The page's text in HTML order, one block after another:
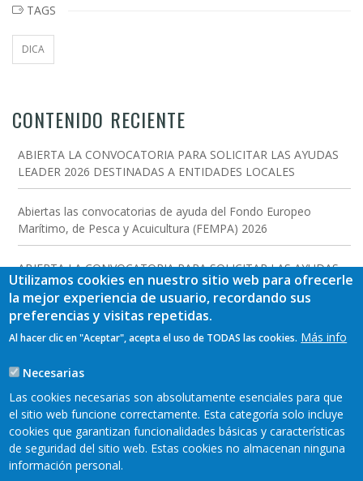
TAGS
DICA
CONTENIDO RECIENTE
ABIERTA LA CONVOCATORIA PARA SOLICITAR LAS AYUDAS
LEADER 2026 DESTINADAS A ENTIDADES LOCALES
Abiertas las convocatorias de ayuda del Fondo Europeo
Marítimo, de Pesca y Acuicultura (FEMPA) 2026
ABIERTA LA CONVOCATORIA PARA SOLICITAR LAS AYUDAS
LEADER 2026 DESTINADAS A INVERSIONES EMPRESARIALES
PUBLICADA LA RESOLUCIÓN DE CONCESIÓN DE AYUDAS
LEADER 2025 PARA INVERSIONES EMPRESARIALES
Reader y Caja Rural de Asturias organizan unas Jornadas
Leader de difusión de la nueva convocatoria
Utilizamos cookies en nuestro sitio web para ofrecerle
la mejor experiencia de usuario, recordando sus
preferencias y visitas repetidas.
Al hacer clic en "Aceptar", acepta el uso de TODAS las cookies. Más info
Necesarias
Las cookies necesarias son absolutamente esenciales para que
el sitio web funcione correctamente. Esta categoría solo incluye
cookies que garantizan funcionalidades básicas y características
de seguridad del sitio web. Estas cookies no almacenan ninguna
información personal.